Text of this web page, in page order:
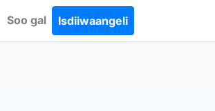
Soo gal Isdiiwaangeli